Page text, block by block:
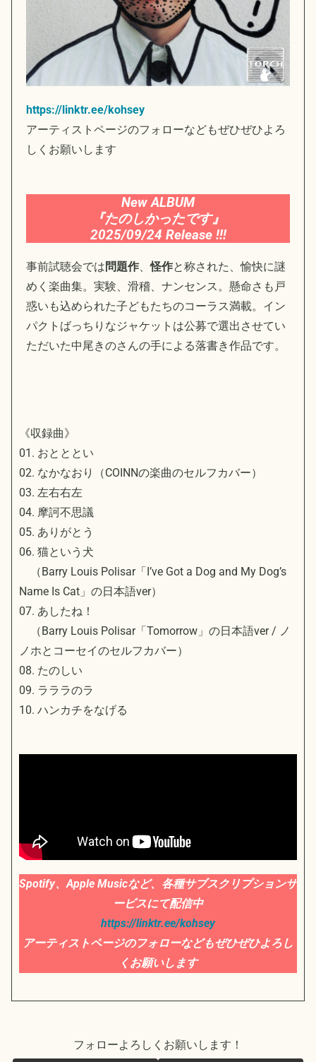
https://linktr.ee/kohsey
アーティストページのフォローなどもぜひぜひよろ
しくお願いします
New ALBUM
『たのしかったです』
2025/09/24 Release !!!
事前試聴会では問題作、怪作と称された、愉快に謎
めく楽曲集。実験、滑稽、 ナンセンス。懸命さも戸
惑いも込められた子どもたちのコーラス満載。イン
パクトばっちりなジャケットは公募で選出させてい
ただいた中尾きのさんの手による落書き作品です。
《収録曲》
01. おとととい
02. なかなおり（COINNの楽曲のセルフカバー）
03. 左右右左
04. 摩訶不思議
05. ありがとう
06. 猫という犬
（Barry Louis Polisar「I’ve Got a Dog and My Dog’s
Name Is Cat」の日本語ver）
07. あしたね！
（Barry Louis Polisar「Tomorrow」の日本語ver / ノ
ノホとコーセイのセルフカバー）
08. たのしい
09. ラララのラ
10. ハンカチをなげる
Spotify、Apple Musicなど、
各種サブスクリプションサ
ービスにて配信中
https://linktr.ee/kohsey
アーティストページのフォローなどもぜひぜひよろし
くお願いします
フォローよろしくお願いします！